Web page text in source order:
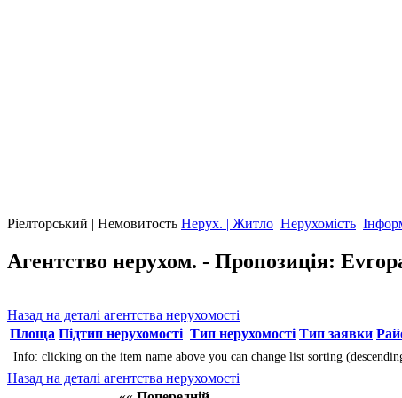
Ріелторський | Немовитость Нерух. | Житло Нерухомість
Агентство нерухом. - Пропозиція:
Назад на деталі агентства нерухомості
Площа Підтип нерухомості Тип нерухомості Тип заявки
Info: clicking on the item name above you can change list sorting
Назад на деталі агентства нерухомості